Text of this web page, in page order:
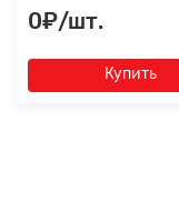
0₽/шт.
Купить